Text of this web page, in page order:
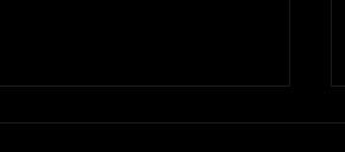
liens corrections HS